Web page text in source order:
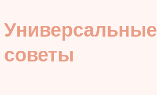
Универсальные
советы